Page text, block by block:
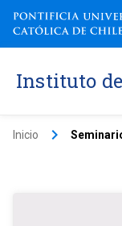
Instituto
Inicio keyboard_arrow_right